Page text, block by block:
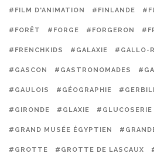
#FILM D'ANIMATION #FINLANDE
#FORÊT #FORGE #FORGERON
#FRENCHKIDS #GALAXIE #GALLO-
#GASCON #GASTRONOMADES
#GAULOIS #GÉOGRAPHIE
#GIRONDE #GLAXIE #GLUCOSERIE
#GRAND MUSÉE ÉGYPTIEN
#GROTTE #GROTTE DE LASCAUX